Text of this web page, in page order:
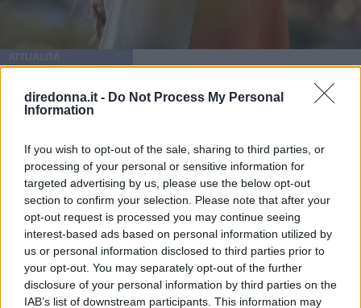
diredonna.it - Do Not Process My Personal
Information
If you wish to opt-out of the sale, sharing to third parties, or
processing of your personal or sensitive information for
targeted advertising by us, please use the below opt-out
section to confirm your selection. Please note that after your
opt-out request is processed you may continue seeing
interest-based ads based on personal information utilized by
us or personal information disclosed to third parties prior to
your opt-out. You may separately opt-out of the further
disclosure of your personal information by third parties on the
IAB’s list of downstream participants. This information may
Frasi sulla libertà: le più belle da
condividere e su cui riflettere
Alcune frasi sulla libertà pronunciate o scritte da artisti o
personaggi famosi: così il concetto è stato esplorato in
diversi ambiti.
PERDITA DURANGO